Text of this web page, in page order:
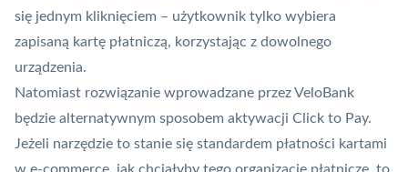
się jednym kliknięciem – użytkownik tylko wybiera
zapisaną kartę płatniczą, korzystając z dowolnego
urządzenia.
Natomiast rozwiązanie wprowadzane przez VeloBank
będzie alternatywnym sposobem aktywacji Click to Pay.
Jeżeli narzędzie to stanie się standardem płatności kartami